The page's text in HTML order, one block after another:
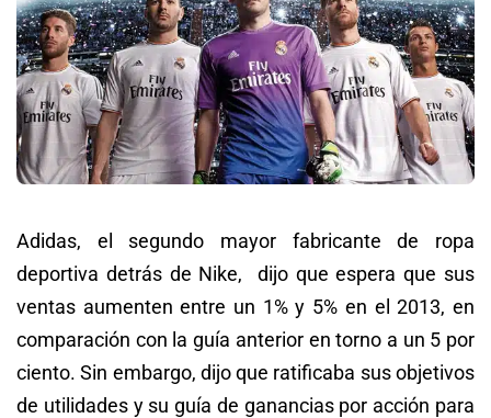
Adidas, el segundo mayor fabricante de ropa
deportiva detrás de Nike, dijo que espera que sus
ventas aumenten entre un 1% y 5% en el 2013, en
comparación con la guía anterior en torno a un 5 por
ciento. Sin embargo, dijo que ratificaba sus objetivos
de utilidades y su guía de ganancias por acción para